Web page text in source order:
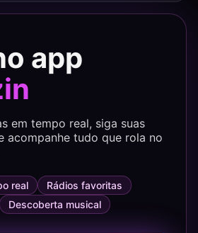
app
em tempo real, siga suas
acompanhe tudo que rola no
real
Rádios favoritas
Descoberta musical